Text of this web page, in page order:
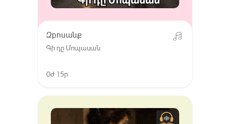
Զբոսանք
Գի դը Մոպասան
0ժ 15ր